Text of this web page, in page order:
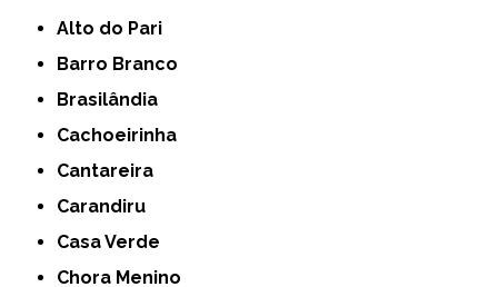
Alto do Pari
Barro Branco
Brasilândia
Cachoeirinha
Cantareira
Carandiru
Casa Verde
Chora Menino